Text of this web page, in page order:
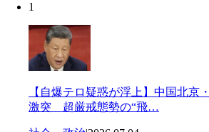
1
【自爆テロ疑惑が浮上】中国北京
激突 超厳戒態勢の“飛…